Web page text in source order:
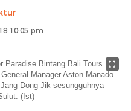
10:05 pm
Paradise Bintang Bali Tours
Manager Aston Manado
Dong Jik sesungguhnya
(Ist)